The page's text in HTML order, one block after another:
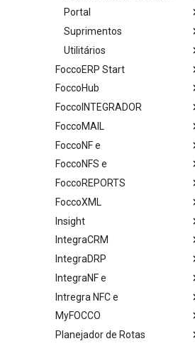
Portal
Suprimentos
Utilitários
FoccoERP Start
FoccoHub
FoccoINTEGRADOR
FoccoMAIL
FoccoNF e
FoccoNFS e
FoccoREPORTS
FoccoXML
Insight
IntegraCRM
IntegraDRP
IntegraNF e
Intregra NFC e
MyFOCCO
Planejador de Rotas